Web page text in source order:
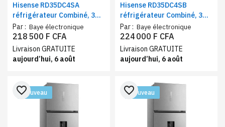
Hisense RD35DC4SA
réfrigérateur Combiné, 3
tiroirs, 264 litres, Classe
énergétique A+
Par : Baye électronique
218 500 F CFA
Livraison GRATUITE
aujourd’hui, 6 août
Hisense RD35DC4SB
réfrigérateur Combiné, 3
tiroirs, 264 litres, Classe
énergétique A+
Par : Baye électronique
224 000 F CFA
Livraison GRATUITE
aujourd’hui, 6 août
Nouveau
favorite_border Nouveau
favorite_border